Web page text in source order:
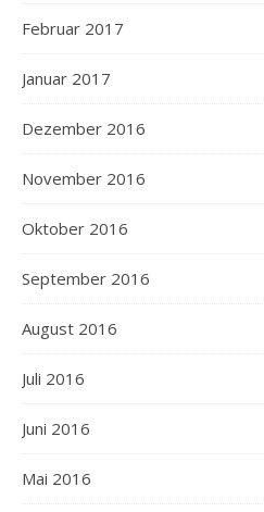
Februar 2017
Januar 2017
Dezember 2016
November 2016
Oktober 2016
September 2016
August 2016
Juli 2016
Juni 2016
Mai 2016